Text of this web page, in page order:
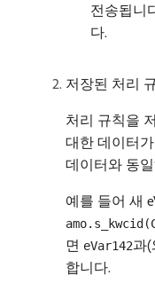
전송됩니
다.
저장된 처리
처리 규칙을
대한 데이터
데이터와 동
예를 들어 새
면 eVar142과
합니다.